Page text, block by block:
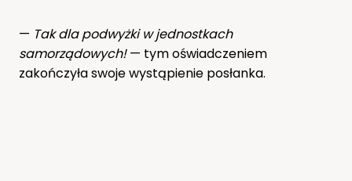
— Tak dla podwyżki w jednostkach
samorządowych!— tym oświadczeniem
zakończyła swoje wystąpienie posłanka.